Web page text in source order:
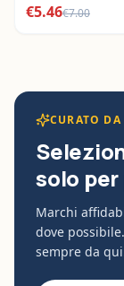
€5.46€7.00
CURATO
solo
Marchi
dove
sempre da